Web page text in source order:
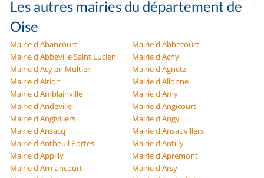
Les autres mairies du département de
Oise
Mairie d'Abancourt
Mairie d'Abbecourt
Mairie d'Abbeville Saint Lucien
Mairie d'Achy
Mairie d'Acy en Multien
Mairie d'Agnetz
Mairie d'Airion
Mairie d'Allonne
Mairie d'Amblainville
Mairie d'Amy
Mairie d'Andeville
Mairie d'Angicourt
Mairie d'Angivillers
Mairie d'Angy
Mairie d'Ansacq
Mairie d'Ansauvillers
Mairie d'Antheuil Portes
Mairie d'Antilly
Mairie d'Appilly
Mairie d'Apremont
Mairie d'Armancourt
Mairie d'Arsy